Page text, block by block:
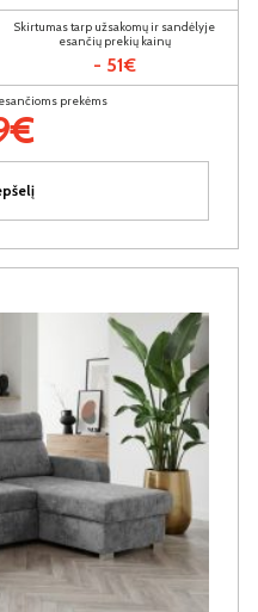
Skirtumas tarp užsakomų ir sandėlyje
esančių prekių kainų
- 51€
prekėms